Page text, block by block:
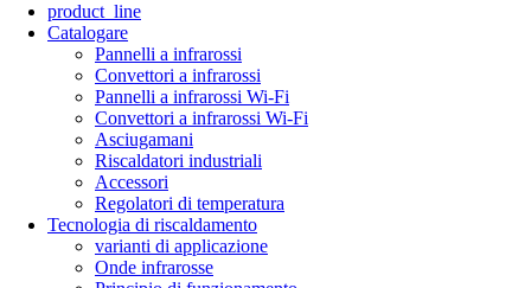
product_line
Catalogare
Pannelli a infrarossi
Convettori a infrarossi
Pannelli a infrarossi Wi-Fi
Convettori a infrarossi Wi-Fi
Asciugamani
Riscaldatori industriali
Accessori
Regolatori di temperatura
Tecnologia di riscaldamento
varianti di applicazione
Onde infrarosse